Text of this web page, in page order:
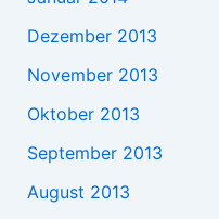
Dezember 2013
November 2013
Oktober 2013
September 2013
August 2013